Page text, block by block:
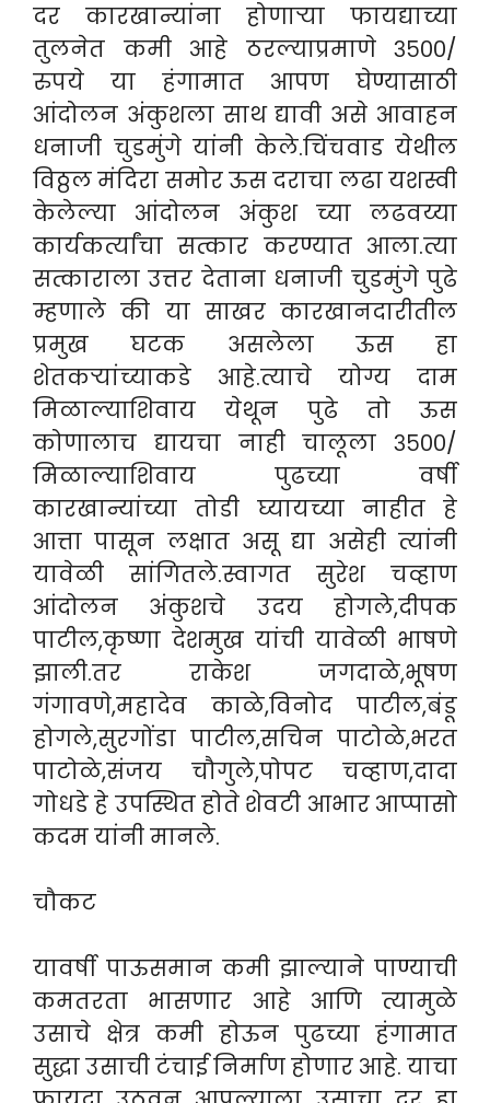
दर कारखान्यांना होणाऱ्या फायद्याच्या
तुलनेत कमी आहे ठरल्याप्रमाणे ३५००/
रुपये या हंगामात आपण घेण्यासाठी
आंदोलन अंकुशला साथ द्यावी असे आवाहन
धनाजी चुडमुंगे यांनी केले.चिंचवाड येथील
विठ्ठल मंदिरा समोर ऊस दराचा लढा यशस्वी
केलेल्या आंदोलन अंकुश च्या लढवय्या
कार्यकर्त्यांचा सत्कार करण्यात आला.त्या
सत्काराला उत्तर देताना धनाजी चुडमुंगे पुढे
म्हणाले की या साखर कारखानदारीतील
प्रमुख घटक असलेला ऊस हा
शेतकऱ्यांच्याकडे आहे.त्याचे योग्य दाम
मिळाल्याशिवाय येथून पुढे तो ऊस
कोणालाच द्यायचा नाही चालूला ३५००/
मिळाल्याशिवाय पुढच्या वर्षी
कारखान्यांच्या तोडी घ्यायच्या नाहीत हे
आत्ता पासून लक्षात असू द्या असेही त्यांनी
यावेळी सांगितले.स्वागत सुरेश चव्हाण
आंदोलन अंकुशचे उदय होगले,दीपक
पाटील,कृष्णा देशमुख यांची यावेळी भाषणे
झाली.तर राकेश जगदाळे,भूषण
गंगावणे,महादेव काळे,विनोद पाटील,बंडू
होगले,सुरगोंडा पाटील,सचिन पाटोळे,भरत
पाटोळे,संजय चौगुले,पोपट चव्हाण,दादा
गोधडे हे उपस्थित होते शेवटी आभार आप्पासो
कदम यांनी मानले.
चौकट
यावर्षी पाऊसमान कमी झाल्याने पाण्याची
कमतरता भासणार आहे आणि त्यामुळे
उसाचे क्षेत्र कमी होऊन पुढच्या हंगामात
सुद्धा उसाची टंचाई निर्माण होणार आहे. याचा